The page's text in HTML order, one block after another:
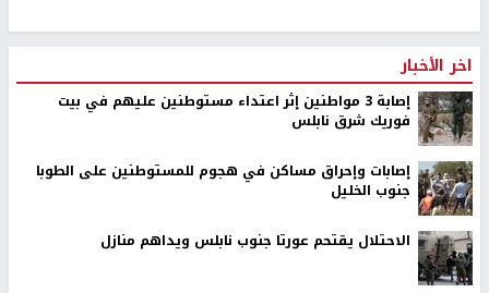
اخر الأخبار
إصابة 3 مواطنين إثر اعتداء مستوطنين عليهم في بيت
فوريك شرق نابلس
إصابات وإحراق مساكن في هجوم للمستوطنين على الطوبا
جنوب الخليل
الاحتلال يقتحم عورتا جنوب نابلس ويداهم منازل